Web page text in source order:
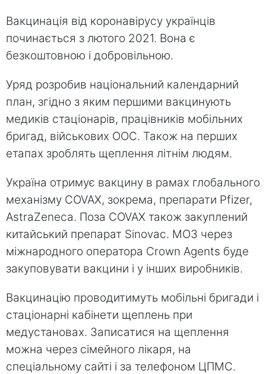
Вакцинація від коронавірусу українців
починається з лютого 2021. Вона є
безкоштовною і добровільною.
Уряд розробив національний календарний
план, згідно з яким першими вакцинують
медиків стаціонарів, працівників мобільних
бригад, військових ООС. Також на перших
етапах зроблять щеплення літнім людям.
Україна отримує вакцину в рамах глобального
механізму COVAX, зокрема, препарати Pfizer,
AstraZeneca. Поза COVAX також закуплений
китайський препарат Sinovac. МОЗ через
міжнародного оператора Crown Agents буде
закуповувати вакцини і у інших виробників.
Вакцинацію проводитимуть мобільні бригади і
стаціонарні кабінети щеплень при
медустановах. Записатися на щеплення
можна через сімейного лікаря, на
спеціальному сайті і за телефоном ЦПМС.